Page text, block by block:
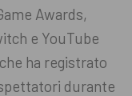
Awards,
e YouTube
ha registrato
durante